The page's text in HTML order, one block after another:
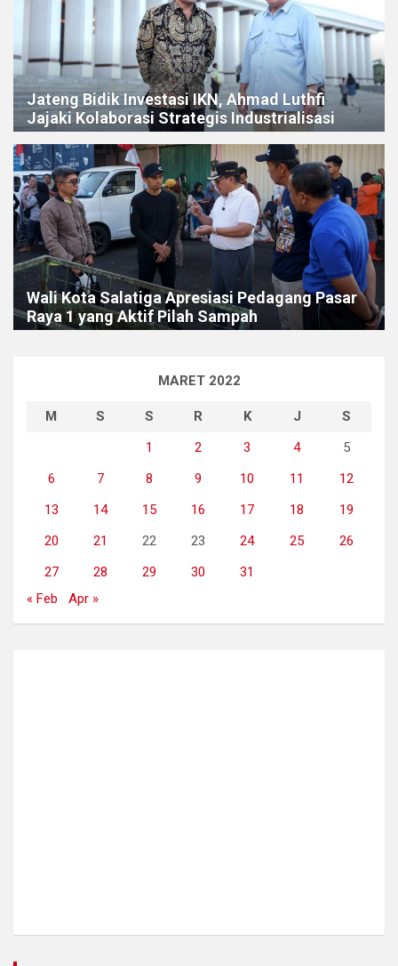
Jateng Bidik Investasi IKN, Ahmad Luthfi
Jajaki Kolaborasi Strategis Industrialisasi
Wali Kota Salatiga Apresiasi Pedagang Pasar
Raya 1 yang Aktif Pilah Sampah
MARET 2022
M S S R K J
S
1
2 3 4
5
6
7 8 9 10 11
12
13
14 15 16 17 18
19
20
21 22 23 24 25
26
27
28 29 30
31
« Feb
Apr »